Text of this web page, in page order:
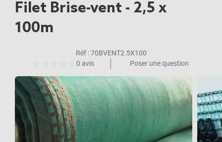
Filet Brise-vent - 2,5 x
100m
Réf :70BVENT2.5X100
0 avis
Poser une question